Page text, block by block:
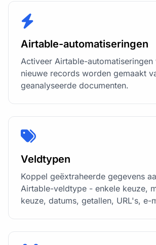
Airtable-automatiseringen
Activeer Airtable-automatiseringen
nieuwe records worden gemaakt
geanalyseerde documenten.
Veldtypen
Koppel geëxtraheerde gegevens
Airtable-veldtype - enkele keuze,
keuze, datums, getallen, URL's, e-